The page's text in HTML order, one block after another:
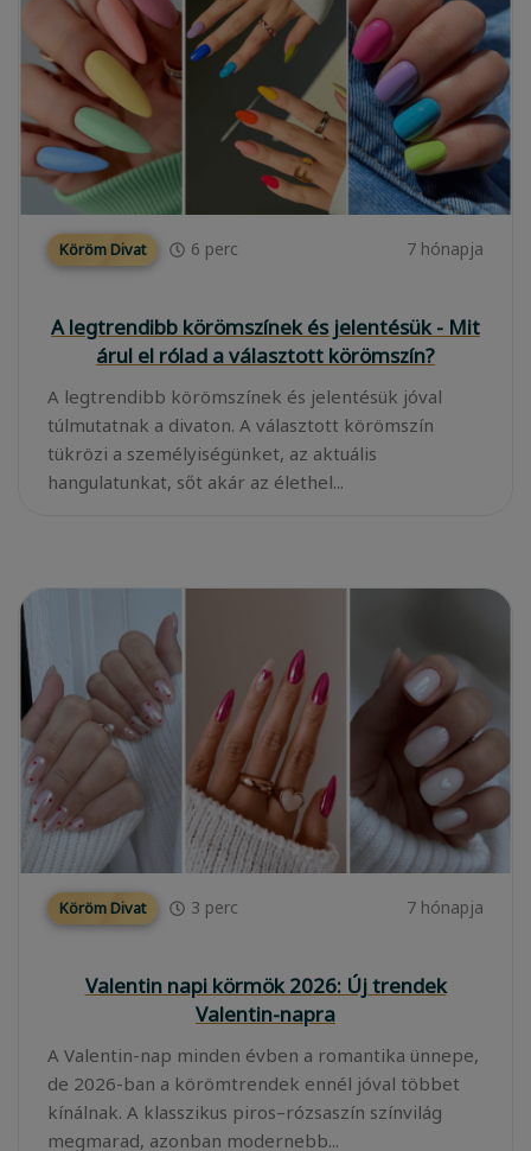
Köröm Divat 6 perc 7 hónapja
A legtrendibb körömszínek és jelentésük - Mit
árul el rólad a választott körömszín?
A legtrendibb körömszínek és jelentésük jóval
túlmutatnak a divaton. A választott körömszín
tükrözi a személyiségünket, az aktuális
hangulatunkat, sőt akár az élethel...
Köröm Divat 3 perc 7 hónapja
Valentin napi körmök 2026: Új trendek
Valentin-napra
A Valentin-nap minden évben a romantika ünnepe,
de 2026-ban a körömtrendek ennél jóval többet
kínálnak. A klasszikus piros–rózsaszín színvilág
megmarad, azonban modernebb...